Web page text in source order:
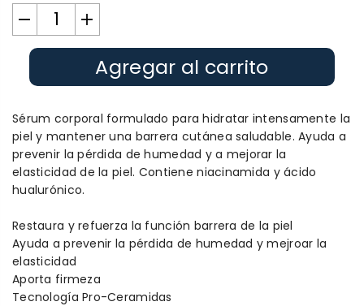
Agregar al carrito
Sérum corporal formulado para hidratar intensamente la
piel y mantener una barrera cutánea saludable. Ayuda a
prevenir la pérdida de humedad y a mejorar la
elasticidad de la piel. Contiene niacinamida y ácido
hualurónico.
Restaura y refuerza la función barrera de la piel
Ayuda a prevenir la pérdida de humedad y mejroar la
elasticidad
Aporta firmeza
Tecnología Pro-Ceramidas